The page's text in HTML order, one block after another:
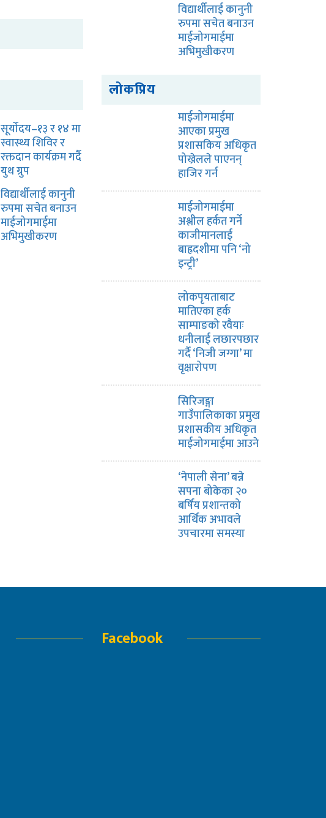
सूर्योदय–१३ र १४ मा
स्वास्थ्य शिविर र
रक्तदान कार्यक्रम गर्दै
युथ ग्रुप
विद्यार्थीलाई कानुनी
रुपमा सचेत बनाउन
माईजोगमाईमा
अभिमुखीकरण
विद्यार्थीलाई कानुनी
रुपमा सचेत बनाउन
माईजोगमाईमा
अभिमुखीकरण
लोकप्रिय
माईजोगमाईमा
आएका प्रमुख
प्रशासकिय अधिकृत
पोख्रेलले पाएनन्
हाजिर गर्न
माईजोगमाईमा
अश्लील हर्कत गर्ने
काजीमानलाई
बाह्रदशीमा पनि ‘नो
इन्ट्री’
लोकपृयताबाट
मातिएका हर्क
साम्पाङको रवैयाः
धनीलाई लछारपछार
गर्दै ‘निजी जग्गा’ मा
वृक्षारोपण
सिरिजङ्गा
गाउँपालिकाका प्रमुख
प्रशासकीय अधिकृत
माईजोगमाईमा आउने
‘नेपाली सेना’ बन्ने
सपना बोकेका २०
बर्षिय प्रशान्तको
आर्थिक अभावले
उपचारमा समस्या
Facebook